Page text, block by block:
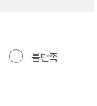
불만족